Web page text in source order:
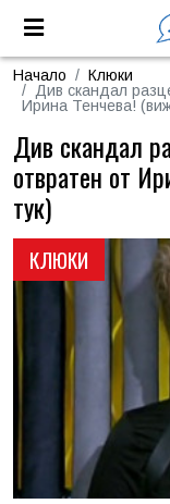
Начало
Клюки
Див скандал
Ирина Тенчева!
КЛЮКИ
Див скандал
отвратен от
тук)